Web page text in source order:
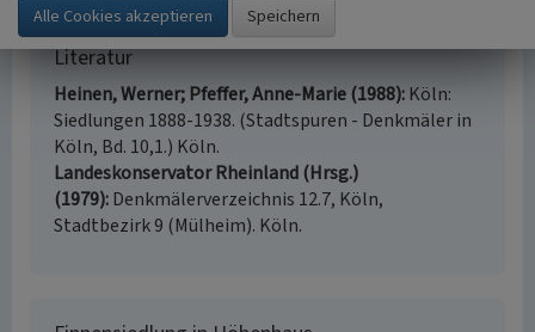
Literatur
Heinen, Werner; Pfeffer, Anne-Marie (1988) Köln:
Siedlungen 1888-1938. (Stadtspuren - Denkmäler in
Köln, Bd. 10,1.) Köln.
Landeskonservator Rheinland (Hrsg.)
(1979) Denkmälerverzeichnis 12.7, Köln,
Stadtbezirk 9 (Mülheim). Köln.